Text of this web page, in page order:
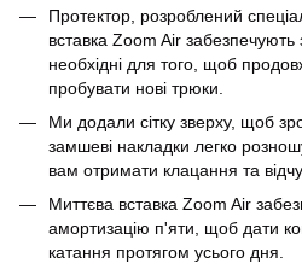
Протектор, розроблений
вставка Zoom Air
необхідні для того, щоб
пробувати нові трюки.
Ми додали сітку зверху, щоб
замшеві накладки легко
вам отримати клацання та
Миттєва вставка Zoom Air
амортизацію п'яти, щоб дати
катання протягом усього дня.